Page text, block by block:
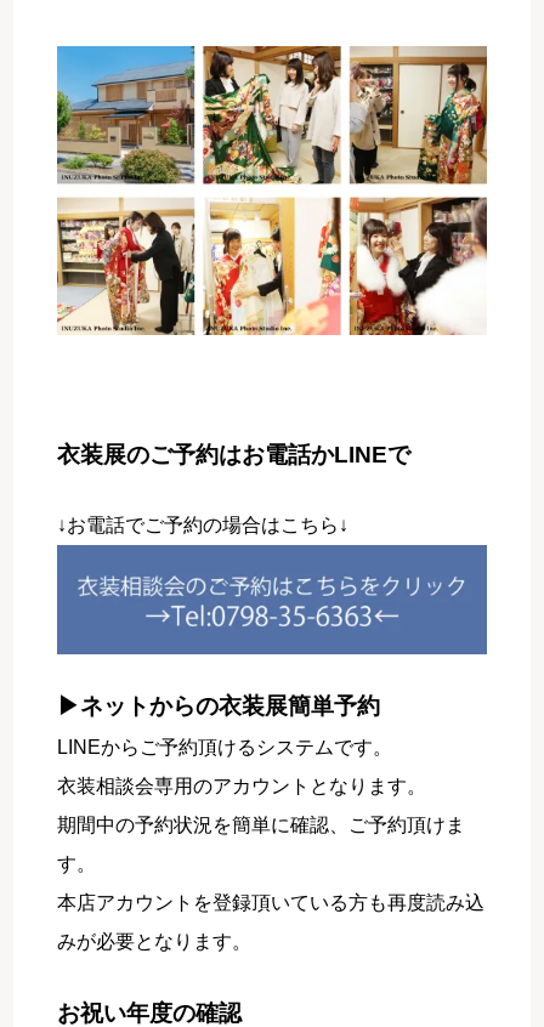
衣装展のご予約はお電話かLINEで
↓お電話でご予約の場合はこちら↓
▶ネットからの衣装展簡単予約
LINEからご予約頂けるシステムです。
衣装相談会専用のアカウントとなります。
期間中の予約状況を簡単に確認、ご予約頂けま
す。
本店アカウントを登録頂いている方も再度読み込
みが必要となります。
お祝い年度の確認